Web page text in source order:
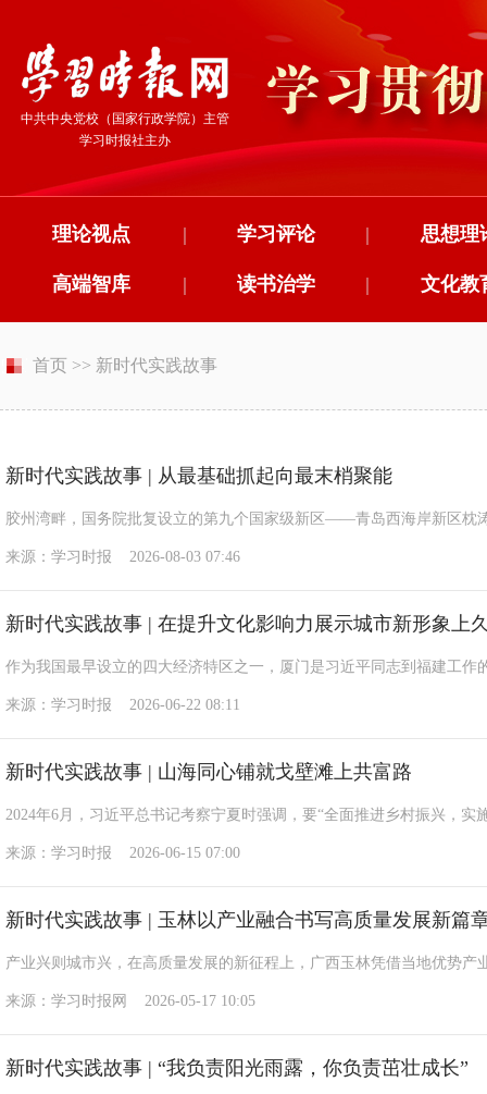
中共中央党校（国家行政学院）主管
学习时报社主办
理论视点 学习评论
| 思想理
|
高端智库 读书治学
| 文化教
|
首页 >> 新时代实践故事
新时代实践故事 | 从最基础抓起向最末梢聚能
胶州湾畔，国务院批复设立的第九个国家级新区——青岛西海岸新区枕
来源：学习时报 2026-08-03 07:46
新时代实践故事 | 在提升文化影响力展示城市新形象上
作为我国最早设立的四大经济特区之一，厦门是习近平同志到福建工
来源：学习时报 2026-06-22 08:11
新时代实践故事 | 山海同心铺就戈壁滩上共富路
2024年6月，习近平总书记考察宁夏时强调，要“全面推进乡村振兴，
来源：学习时报 2026-06-15 07:00
新时代实践故事 | 玉林以产业融合书写高质量发展新篇
产业兴则城市兴，在高质量发展的新征程上，广西玉林凭借当地优势产
来源：学习时报网 2026-05-17 10:05
新时代实践故事 | “我负责阳光雨露，你负责茁壮成长”